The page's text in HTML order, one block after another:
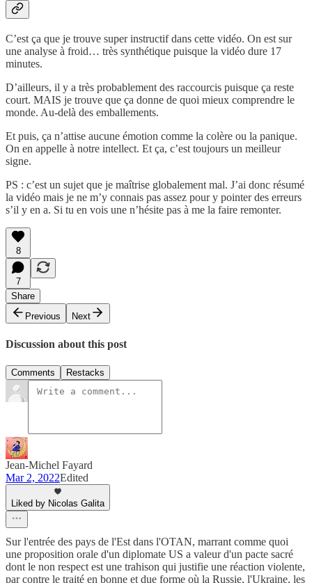
C’est ça que je trouve super instructif dans cette vidéo. On est sur
une analyse à froid… très synthétique puisque la vidéo dure 17
minutes.
D’ailleurs, il y a très probablement des raccourcis puisque ça reste
court. MAIS je trouve que ça donne de quoi mieux comprendre le
monde. Au-delà des emballements.
Et puis, ça n’attise aucune émotion comme la colère ou la panique.
On en appelle à notre intellect. Et ça, c’est toujours un meilleur
signe.
PS : c’est un sujet que je maîtrise globalement mal. J’ai donc résumé
la vidéo mais je ne m’y connais pas assez pour y pointer des erreurs
s’il y en a. Si tu en vois une n’hésite pas à me la faire remonter.
8
7
Share
Previous
Next
Discussion about this post
Comments Restacks
Jean-Michel Fayard
Mar 2, 2022Edited
Liked by Nicolas Galita
Sur l'entrée des pays de l'Est dans l'OTAN, marrant comme quoi
une proposition orale d'un diplomate US a valeur d'un pacte sacré
dont le non respect est une trahison qui justifie une réaction violente,
par contre le traité en bonne et due forme où la Russie, l'Ukraine, les